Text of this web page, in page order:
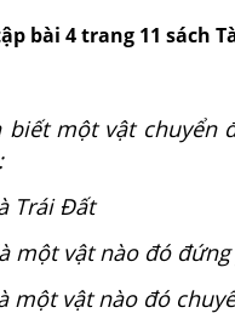
bài 4 trang 11 sách
biết một vật chuyển
Trái Đất
một vật nào đó
một vật nào đó